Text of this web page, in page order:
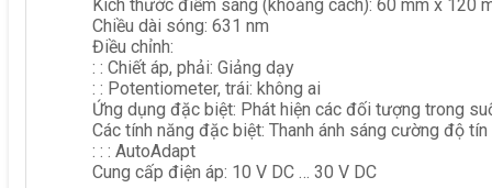
Kích thước điểm sáng (khoảng cách): 60 mm x 120
Chiều dài sóng: 631 nm
Điều chỉnh:
: : Chiết áp, phải: Giảng dạy
: : Potentiometer, trái: không ai
Ứng dụng đặc biệt: Phát hiện các đối tượng trong
Các tính năng đặc biệt: Thanh ánh sáng cường độ tín
: : : AutoAdapt
Cung cấp điện áp: 10 V DC … 30 V DC